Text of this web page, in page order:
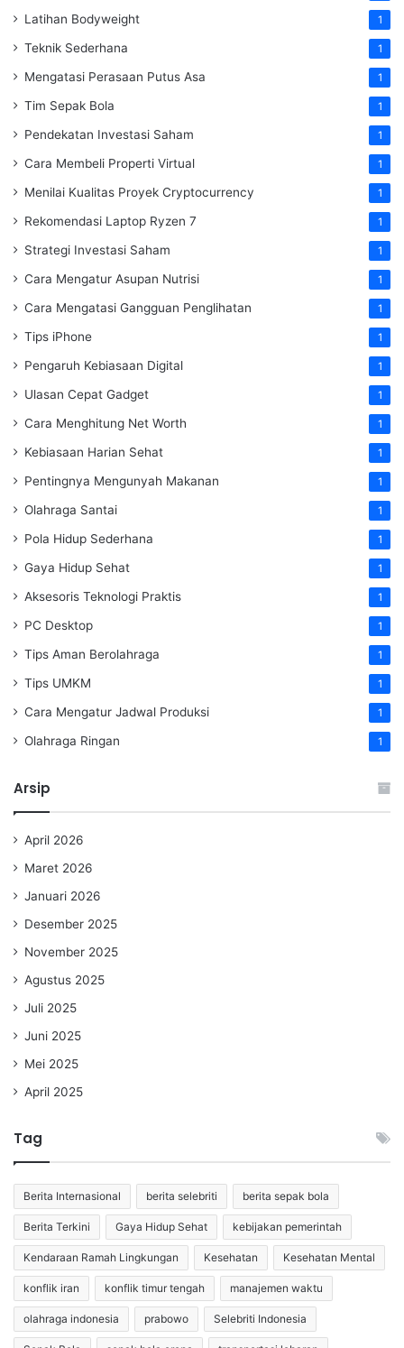
Latihan Bodyweight 1
Teknik Sederhana 1
Mengatasi Perasaan Putus Asa 1
Tim Sepak Bola 1
Pendekatan Investasi Saham 1
Cara Membeli Properti Virtual 1
Menilai Kualitas Proyek Cryptocurrency 1
Rekomendasi Laptop Ryzen 7 1
Strategi Investasi Saham 1
Cara Mengatur Asupan Nutrisi 1
Cara Mengatasi Gangguan Penglihatan 1
Tips iPhone 1
Pengaruh Kebiasaan Digital 1
Ulasan Cepat Gadget 1
Cara Menghitung Net Worth 1
Kebiasaan Harian Sehat 1
Pentingnya Mengunyah Makanan 1
Olahraga Santai 1
Pola Hidup Sederhana 1
Gaya Hidup Sehat 1
Aksesoris Teknologi Praktis 1
PC Desktop 1
Tips Aman Berolahraga 1
Tips UMKM 1
Cara Mengatur Jadwal Produksi 1
Olahraga Ringan 1
Arsip
April 2026
Maret 2026
Januari 2026
Desember 2025
November 2025
Agustus 2025
Juli 2025
Juni 2025
Mei 2025
April 2025
Tag
Berita Internasional berita selebriti berita sepak bola
Berita Terkini Gaya Hidup Sehat kebijakan pemerintah
Kendaraan Ramah Lingkungan Kesehatan Kesehatan Mental
konflik iran konflik timur tengah manajemen waktu
olahraga indonesia prabowo Selebriti Indonesia